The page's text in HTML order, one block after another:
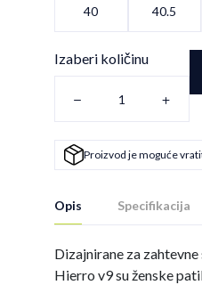
40 40.5
Izaberi količinu
Proizvod je moguće
Opis Specifikacija
Dizajnirane za
Hierro v9 su ženske